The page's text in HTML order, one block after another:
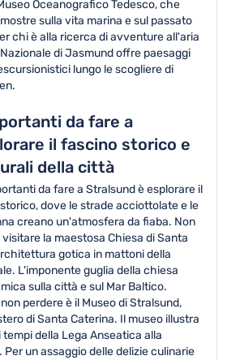
Oceanografico Tedesco, che
sulla vita marina e sul passato
chi è alla ricerca di avventure all'aria
di Jasmund offre paesaggi
lungo le scogliere di
da fare a
il fascino storico e
della città
da fare a Stralsund è esplorare il
dove le strade acciottolate e le
creano un'atmosfera da fiaba. Non
la maestosa Chiesa di Santa
gotica in mattoni della
L'imponente guglia della chiesa
sulla città e sul Mar Baltico.
perdere è il Museo di Stralsund,
di Santa Caterina. Il museo illustra
della Lega Anseatica alla
un assaggio delle delizie culinarie